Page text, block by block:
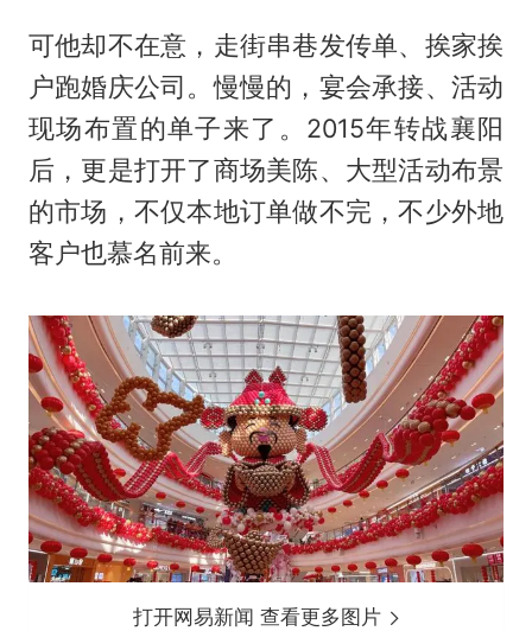
可他却不在意，走街串巷发传单、挨家挨
户跑婚庆公司。慢慢的，宴会承接、活动
现场布置的单子来了。2015年转战襄阳
后，更是打开了商场美陈、大型活动布景
的市场，不仅本地订单做不完，不少外地
客户也慕名前来。
打开网易新闻 查看更多图片